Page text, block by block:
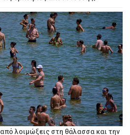
λοιμώξεις στη θάλασσα και την